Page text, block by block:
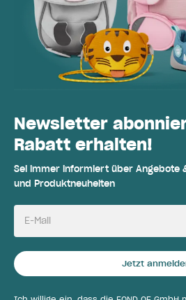
Newsletter
Rabatt erhalten!
Sei immer informiert über Angebote
und Produktneuheiten
E-Mail
Jetzt